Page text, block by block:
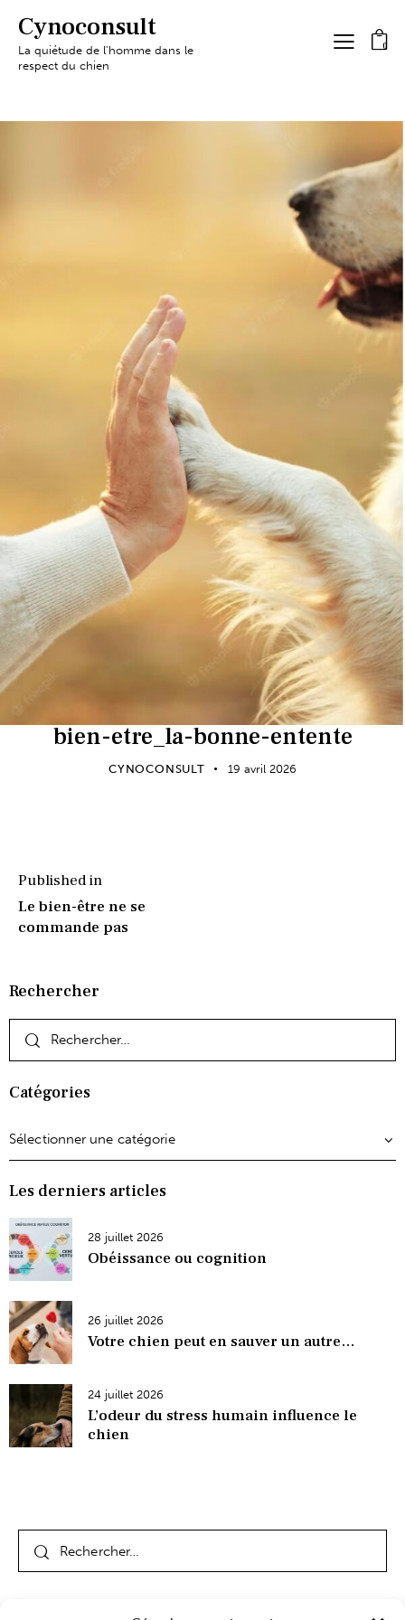
Cynoconsult
La quiétude de l'homme dans le
respect du chien
0
bien-etre_la-bonne-entente
CYNOCONSULT 19 avril 2026
Published in
Le bien-être ne se
commande pas
Rechercher
Catégories
Les derniers articles
28 juillet 2026
Obéissance ou cognition
26 juillet 2026
Votre chien peut en sauver un autre…
24 juillet 2026
L’odeur du stress humain influence le
chien